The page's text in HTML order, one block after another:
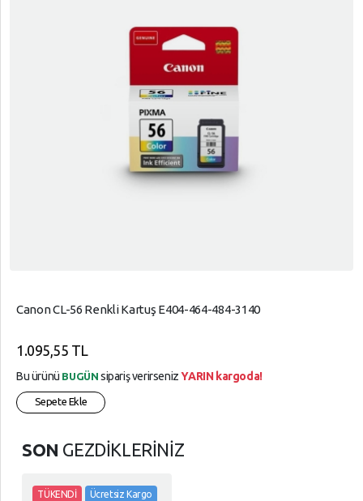
Canon CL-56 Renkli Kartuş E404-464-484-3140
1.095,55 TL
Bu ürünü BUGÜN sipariş verirsenizYARIN kargoda!
Sepete Ekle
SON GEZDİKLERİNİZ
TÜKENDİ Ücretsiz Kargo